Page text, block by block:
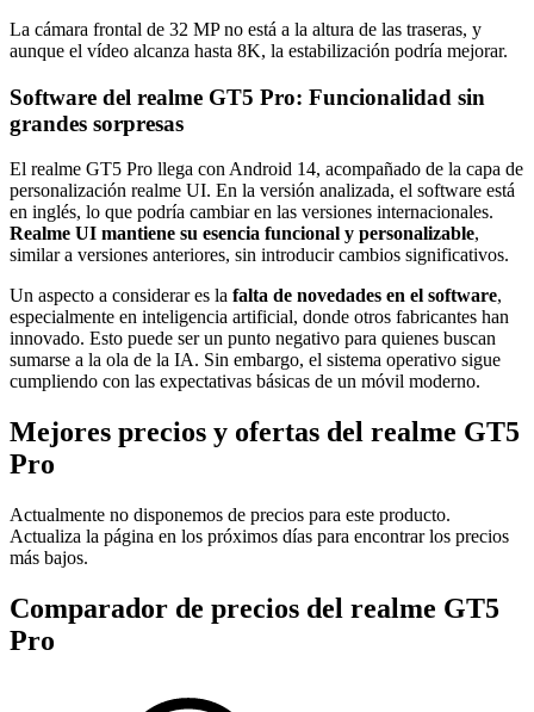
La cámara frontal de 32 MP no está a la altura de las traseras, y
aunque el vídeo alcanza hasta 8K, la estabilización podría mejorar.
Software del realme GT5 Pro: Funcionalidad sin
grandes sorpresas
El realme GT5 Pro llega con Android 14, acompañado de la capa de
personalización realme UI. En la versión analizada, el software está
en inglés, lo que podría cambiar en las versiones internacionales.
Realme UI mantiene su esencia funcional y personalizable,
similar a versiones anteriores, sin introducir cambios significativos.
Un aspecto a considerar es la falta de novedades en el software,
especialmente en inteligencia artificial, donde otros fabricantes han
innovado. Esto puede ser un punto negativo para quienes buscan
sumarse a la ola de la IA. Sin embargo, el sistema operativo sigue
cumpliendo con las expectativas básicas de un móvil moderno.
Mejores precios y ofertas del realme GT5
Pro
Actualmente no disponemos de precios para este producto.
Actualiza la página en los próximos días para encontrar los precios
más bajos.
Comparador de precios del realme GT5
Pro